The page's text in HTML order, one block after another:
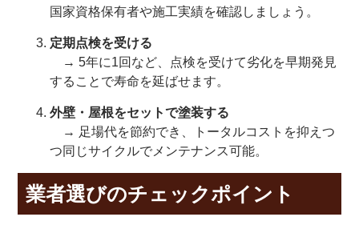
国家資格保有者や施工実績を確認しましょう。
定期点検を受ける
→ 5年に1回など、点検を受けて劣化を早期発見
することで寿命を延ばせます。
外壁・屋根をセットで塗装する
→ 足場代を節約でき、トータルコストを抑えつ
つ同じサイクルでメンテナンス可能。
業者選びのチェックポイント